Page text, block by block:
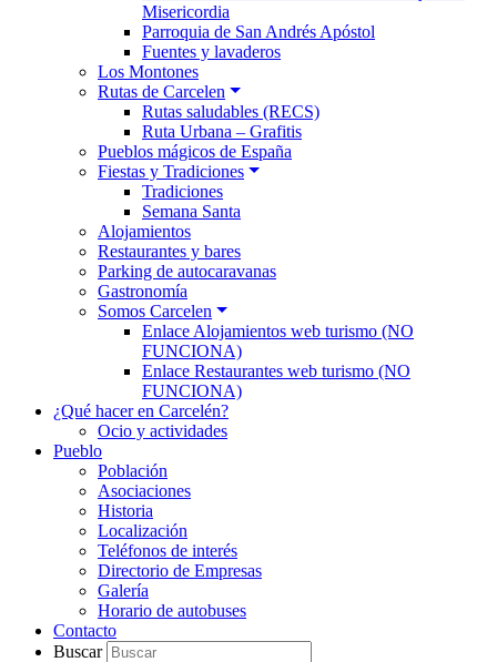
Misericordia
Parroquia de San Andrés Apóstol
Fuentes y lavaderos
Los Montones
Rutas de Carcelen
Rutas saludables (RECS)
Ruta Urbana – Grafitis
Pueblos mágicos de España
Fiestas y Tradiciones
Tradiciones
Semana Santa
Alojamientos
Restaurantes y bares
Parking de autocaravanas
Gastronomía
Somos Carcelen
Enlace Alojamientos web turismo (NO
FUNCIONA)
Enlace Restaurantes web turismo (NO
FUNCIONA)
¿Qué hacer en Carcelén?
Ocio y actividades
Pueblo
Población
Asociaciones
Historia
Localización
Teléfonos de interés
Directorio de Empresas
Galería
Horario de autobuses
Contacto
Buscar